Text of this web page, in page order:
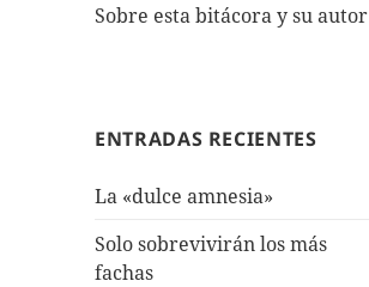
Sobre esta bitácora y su autor
ENTRADAS RECIENTES
La «dulce amnesia»
Solo sobrevivirán los más
fachas